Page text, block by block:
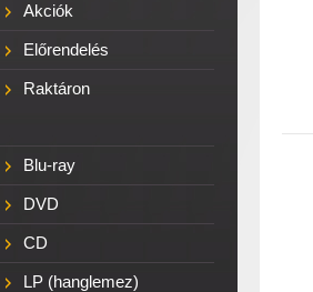
Akciók
Előrendelés
Raktáron
Blu-ray
DVD
CD
LP (hanglemez)